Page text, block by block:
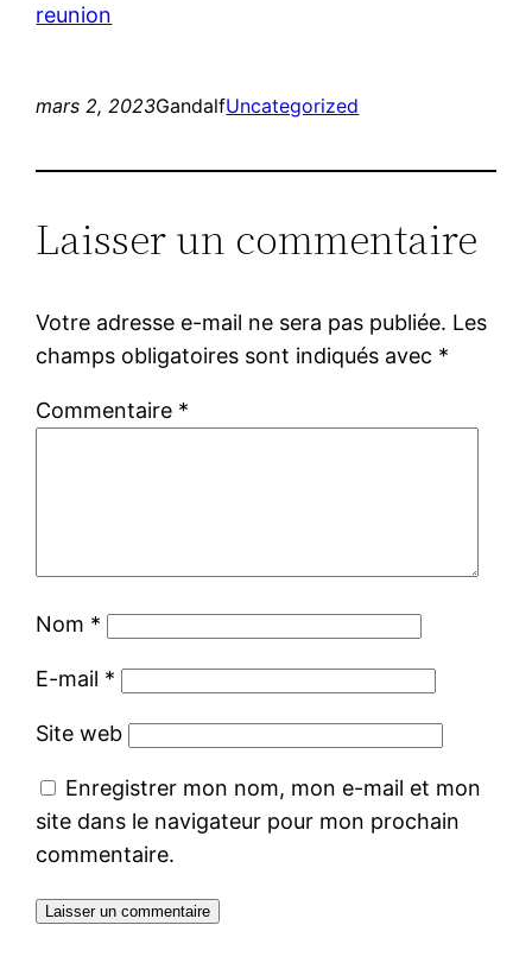
reunion
mars 2, 2023GandalfUncategorized
Laisser un commentaire
Votre adresse e-mail ne sera pas publiée. Les
champs obligatoires sont indiqués avec *
Commentaire *
Nom *
E-mail *
Site web
Enregistrer mon nom, mon e-mail et mon
site dans le navigateur pour mon prochain
commentaire.